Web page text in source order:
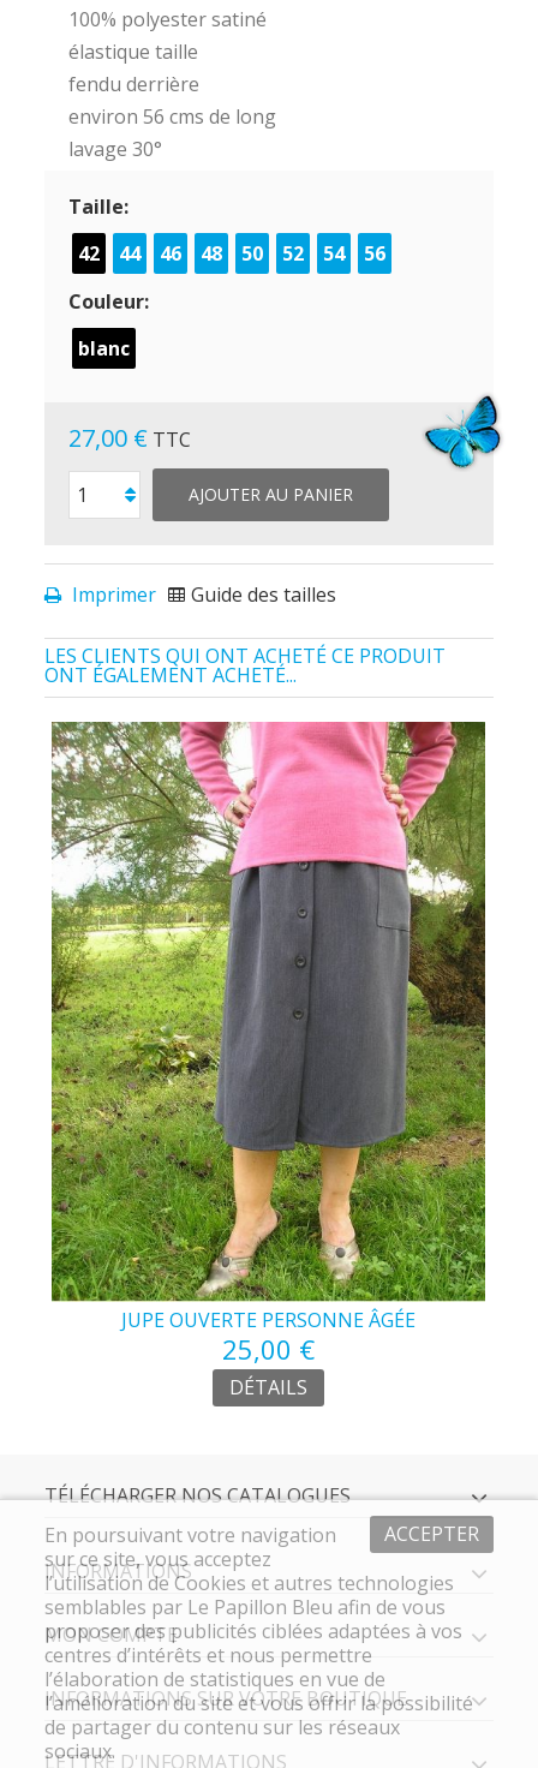
100% polyester satiné
élastique taille
fendu derrière
environ 56 cms de long
lavage 30°
Taille:
42
44 46 48 50 52 54
56
Couleur:
blanc
27,00 € TTC
AJOUTER AU PANIER
Imprimer Guide des tailles
LES CLIENTS QUI ONT ACHETÉ CE PRODUIT
ONT ÉGALEMENT ACHETÉ...
JUPE OUVERTE PERSONNE ÂGÉE
25,00 €
DÉTAILS
TÉLÉCHARGER NOS CATALOGUES
INFORMATIONS
MON COMPTE
INFORMATIONS SUR VOTRE BOUTIQUE
LETTRE D'INFORMATIONS
ACCEPTER
En poursuivant votre navigation
sur ce site, vous acceptez
l’utilisation de Cookies et autres technologies
semblables par Le Papillon Bleu afin de vous
proposer des publicités ciblées adaptées à vos
centres d’intérêts et nous permettre
l’élaboration de statistiques en vue de
l’amélioration du site et vous offrir la possibilité
de partager du contenu sur les réseaux
sociaux.